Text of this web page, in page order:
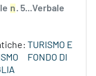
n. 5...Verbale
TURISMO E
FONDO DI